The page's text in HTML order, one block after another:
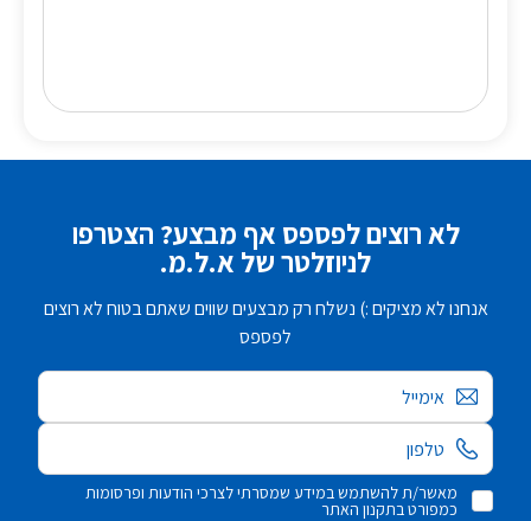
לא רוצים לפספס אף מבצע? הצטרפו
לניוזלטר של א.ל.מ.
אנחנו לא מציקים :) נשלח רק מבצעים שווים שאתם בטוח לא רוצים
לפספס
אימייל
מאשר/ת להשתמש במידע שמסרתי לצרכי הודעות ופרסומות
כמפורט בתקנון האתר